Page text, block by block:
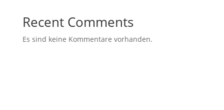
Recent Comments
Es sind keine Kommentare vorhanden.